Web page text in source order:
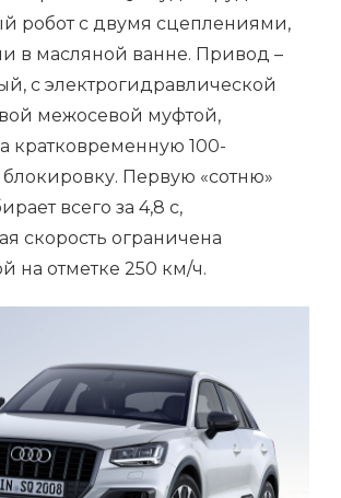
робот с двумя сцеплениями,
в масляной ванне. Привод –
с электрогидравлической
межосевой муфтой,
кратковременную 100-
Первую «сотню»
всего за 4,8 с,
скорость ограничена
на отметке 250 км/ч.